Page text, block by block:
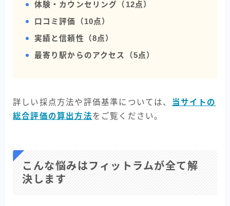
体験・カウンセリング（12点）
口コミ評価（10点）
実績と信頼性（8点）
最寄り駅からのアクセス（5点）
詳しい採点方法や評価基準については、 当サイトの
総合評価の算出方法をご覧ください。
こんな悩みはフィットラムが全て解
決します